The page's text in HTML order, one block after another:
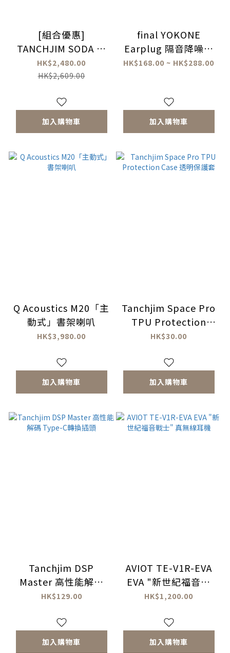
[組合優惠]
TANCHJIM SODA 七
單元混合入耳式耳機 X
DSP Master 高性能解
HK$2,480.00
HK$2,609.00
加入購物車
final YOKONE
Earplug 隔音降噪耳
塞
HK$168.00 ~ HK$288.00
加入購物車
Q Acoustics M20「主
動式」書架喇叭
HK$3,980.00
加入購物車
Tanchjim Space Pro
TPU Protection
Case 透明保護套
HK$30.00
加入購物車
Tanchjim DSP
Master 高性能解碼
Type-C轉換插頭
HK$129.00
加入購物車
AVIOT TE-V1R-EVA
EVA "新世紀福音戰
士" 真無線耳機
HK$1,200.00
加入購物車